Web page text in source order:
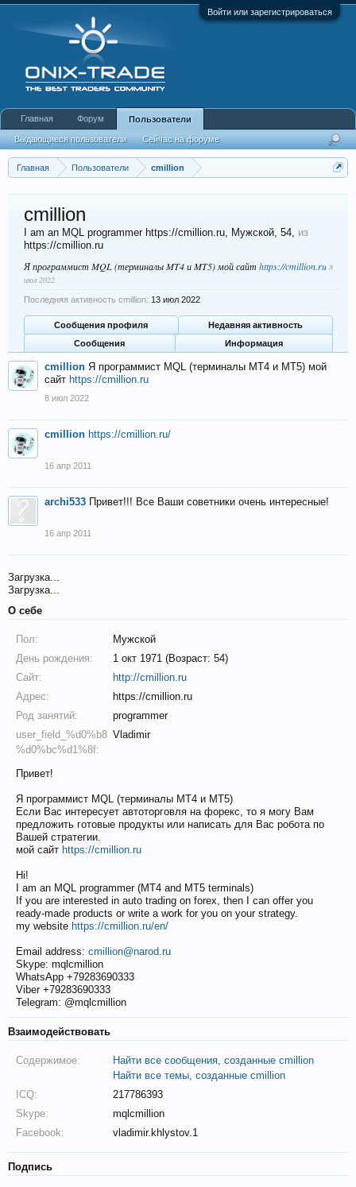
Войти или зарегистрироваться
Главная Пользователи cmillion
cmillion
I am an MQL programmer https://cmillion.ru, Мужской, 54, из
https://cmillion.ru
Я программист MQL (терминалы MT4 и MT5) мой сайт https://cmillion.ru 8
июл 2022
Последняя активность cmillion: 13 июл 2022
Сообщения профиля
Недавняя активность
Сообщения
Информация
cmillion Я программист MQL (терминалы MT4 и MT5) мой
сайт https://cmillion.ru
8 июл 2022
cmillion https://cmillion.ru/
16 апр 2011
archi533 Привет!!! Все Ваши советники очень интересные!
16 апр 2011
Загрузка...
Загрузка...
О себе
Пол:
Мужской
День рождения:
1 окт 1971 (Возраст: 54)
Сайт:
http://cmillion.ru
Адрес:
https://cmillion.ru
Род занятий:
programmer
user_field_%d0%b8
%d0%bc%d1%8f:
Vladimir
Привет!
Я программист MQL (терминалы MT4 и MT5)
Если Вас интересует автоторговля на форекс, то я могу Вам
предложить готовые продукты или написать для Вас робота по
Вашей стратегии.
мой сайт https://cmillion.ru
Hi!
I am an MQL programmer (MT4 and MT5 terminals)
If you are interested in auto trading on forex, then I can offer you
ready-made products or write a work for you on your strategy.
my website https://cmillion.ru/en/
Email address: cmillion@narod.ru
Skype: mqlcmillion
WhatsApp +79283690333
Viber +79283690333
Telegram: @mqlcmillion
Взаимодействовать
Содержимое:
Найти все сообщения, созданные cmillion
Найти все темы, созданные cmillion
ICQ:
217786393
Skype:
mqlcmillion
Facebook:
vladimir.khlystov.1
Подпись
Главная Форум Пользователи
Выдающиеся пользователи Сейчас на форуме
Недавняя активность Новые сообщения профиля